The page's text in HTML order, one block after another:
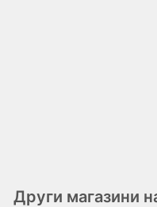
Други магазини